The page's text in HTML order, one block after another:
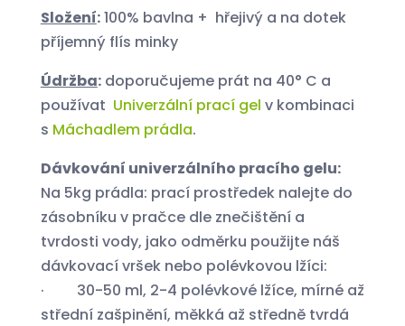
Složení:100% bavlna + hřejivý a na dotek
příjemný flís minky
Údržba:doporučujeme prát na 40° C a
používat Univerzální prací gel v kombinaci
s Máchadlem prádla.
Dávkování univerzálního pracího gelu:
Na 5kg prádla: prací prostředek nalejte do
zásobníku v pračce dle znečištění a
tvrdosti vody, jako odměrku použijte náš
dávkovací vršek nebo polévkovou lžíci:
· 30-50 ml, 2-4 polévkové lžíce, mírné až
střední zašpinění, měkká až středně tvrdá